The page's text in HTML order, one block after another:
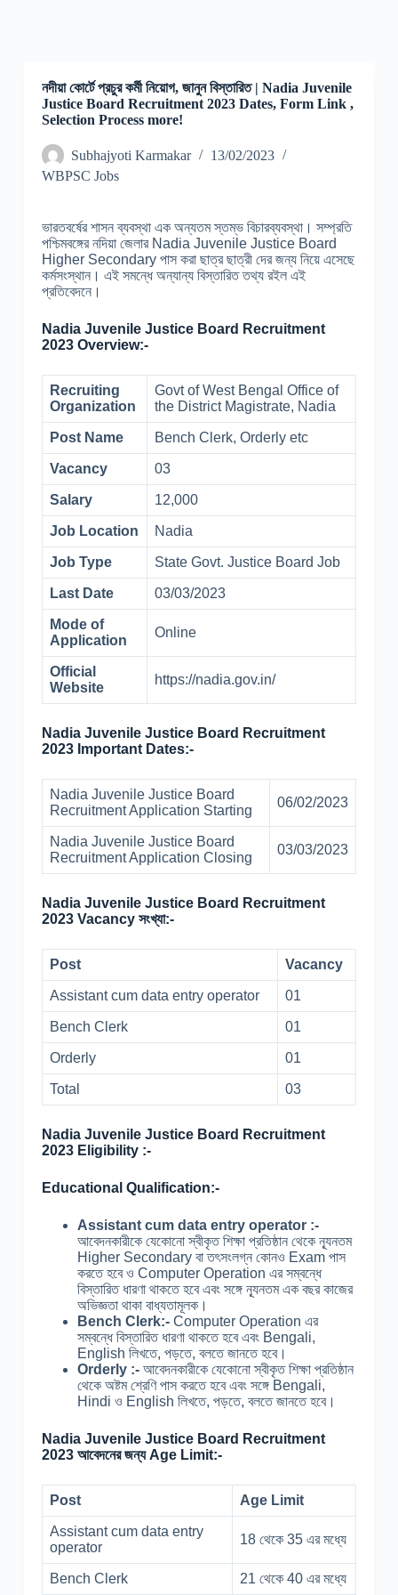
নদীয়া কোর্টে প্রচুর কর্মী নিয়োগ, জানুন বিস্তারিত | Nadia Juvenile
Justice Board Recruitment 2023 Dates, Form Link ,
Selection Process more!
Subhajyoti Karmakar
13/02/2023
WBPSC Jobs
ভারতবর্ষের শাসন ব্যবস্থা এক অন্যতম স্তম্ভ বিচারব্যবস্থা। সম্প্রতি
পশ্চিমবঙ্গের নদিয়া জেলার Nadia Juvenile Justice Board
Higher Secondary পাস করা ছাত্র ছাত্রী দের জন্য নিয়ে এসেছে
কর্মসংস্থান। এই সমন্ধে অন্যান্য বিস্তারিত তথ্য রইল এই
প্রতিবেদনে।
Nadia Juvenile Justice Board Recruitment
2023 Overview:-
Recruiting
Organization
Govt of West Bengal Office of
the District Magistrate, Nadia
Post Name Bench Clerk, Orderly etc
Vacancy 03
Salary 12,000
Job Location Nadia
Job Type State Govt. Justice Board Job
Last Date 03/03/2023
Mode of
Application
Online
Official
Website
https://nadia.gov.in/
Nadia Juvenile Justice Board Recruitment
2023 Important Dates:-
Nadia Juvenile Justice Board
Recruitment Application Starting
06/02/2023
Nadia Juvenile Justice Board
Recruitment Application Closing
03/03/2023
Nadia Juvenile Justice Board Recruitment
2023 Vacancy সংখ্যা:-
Post Vacancy
Assistant cum data entry operator 01
Bench Clerk 01
Orderly 01
Total 03
Nadia Juvenile Justice Board Recruitment
2023 Eligibility :-
Educational Qualification:-
Assistant cum data entry operator :-
আবেদনকারীকে যেকোনো স্বীকৃত শিক্ষা প্রতিষ্ঠান থেকে ন্যূনতম
Higher Secondary বা তৎসংলগ্ন কোনও Exam পাস
করতে হবে ও Computer Operation এর সম্বন্ধে
বিস্তারিত ধারণা থাকতে হবে এবং সঙ্গে ন্যূনতম এক বছর কাজের
অভিজ্ঞতা থাকা বাধ্যতামূলক।
Bench Clerk:-Computer Operation এর
সম্বন্ধে বিস্তারিত ধারণা থাকতে হবে এবং Bengali,
English লিখতে, পড়তে, বলতে জানতে হবে।
Orderly :- আবেদনকারীকে যেকোনো স্বীকৃত শিক্ষা প্রতিষ্ঠান
থেকে অষ্টম শ্রেণি পাস করতে হবে এবং সঙ্গে Bengali,
Hindi ও English লিখতে, পড়তে, বলতে জানতে হবে।
Nadia Juvenile Justice Board Recruitment
2023 আবেদনের জন্য Age Limit:-
Post Age Limit
Assistant cum data entry
operator
18 থেকে 35 এর মধ্যে
Bench Clerk 21 থেকে 40 এর মধ্যে